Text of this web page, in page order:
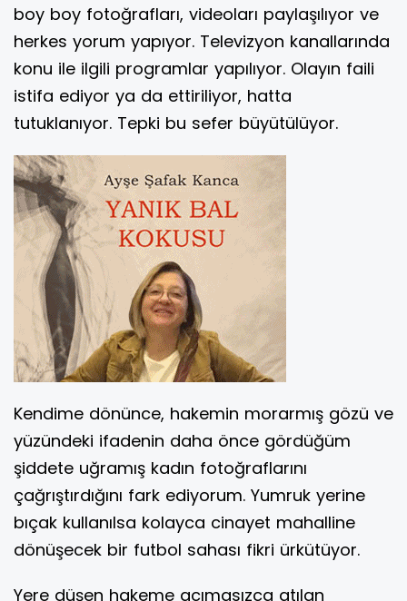
boy boy fotoğrafları, videoları paylaşılıyor ve
herkes yorum yapıyor. Televizyon kanallarında
konu ile ilgili programlar yapılıyor. Olayın faili
istifa ediyor ya da ettiriliyor, hatta
tutuklanıyor. Tepki bu sefer büyütülüyor.
Kendime dönünce, hakemin morarmış gözü ve
yüzündeki ifadenin daha önce gördüğüm
şiddete uğramış kadın fotoğraflarını
çağrıştırdığını fark ediyorum. Yumruk yerine
bıçak kullanılsa kolayca cinayet mahalline
dönüşecek bir futbol sahası fikri ürkütüyor.
Yere düşen hakeme acımasızca atılan